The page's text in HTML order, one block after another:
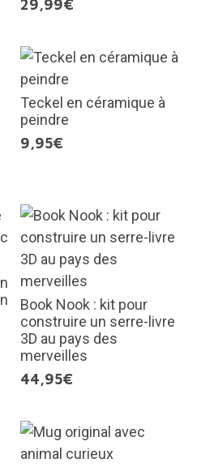
29,99€
Teckel en céramique à
peindre
9,95€
Book Nook : kit pour
construire un serre-livre
3D au pays des
merveilles
44,95€